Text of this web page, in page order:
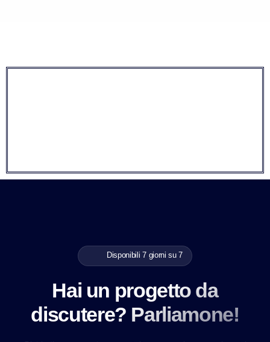
Disponibili 7 giorni su 7
Hai un progetto da
discutere? Parliamone!